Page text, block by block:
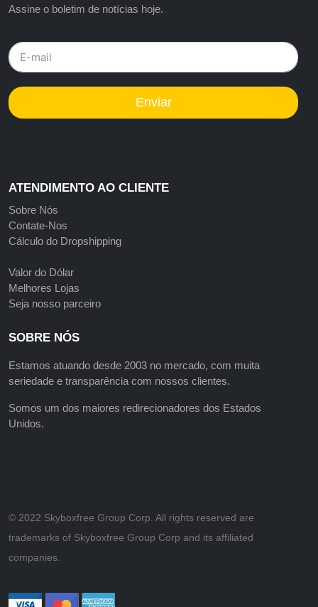
Assine o boletim de notícias hoje.
Enviar
ATENDIMENTO AO CLIENTE
Sobre Nós
Contate-Nos
Cálculo do Dropshipping
Valor do Dólar
Melhores Lojas
Seja nosso parceiro
SOBRE NÓS
Estamos atuando desde 2003 no mercado, com muita
seriedade e transparência com nossos clientes.
Somos um dos maiores redirecionadores dos Estados
Unidos.
©️ 2022 Skyboxfree Group Corp. All rights reserved are
trademarks of Skyboxfree Group Corp and its affiliated
companies.